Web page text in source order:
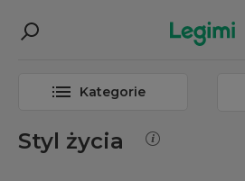
Kategorie
Styl życia